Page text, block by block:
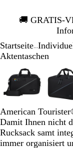
🚚 GRATIS-
Galeriebild
1
Startseite
Aktentaschen
Vergrößer-/
Bild
Zoom
auf
Minimum
Klicken
zum
Vergrößern
Verwenden
Sie
die
Tasten
+
und
-
zum
die
+
-
Galeriebild
von
5
American
Damit Ihnen nicht
Rucksack samt
immer organisiert